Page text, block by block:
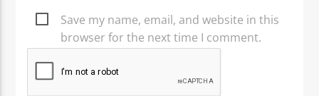
Save my name, email, and website in this
browser for the next time I comment.